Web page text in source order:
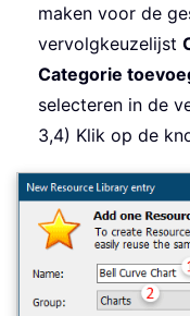
maken voor de
vervolgkeuzelijst
Categorie
selecteren in de
3,4) Klik op de